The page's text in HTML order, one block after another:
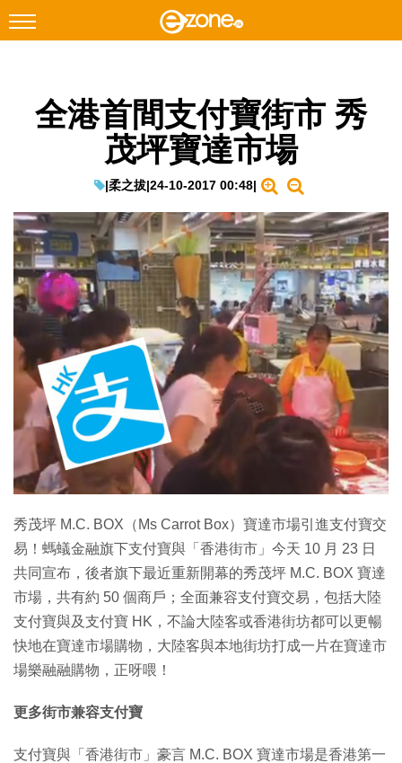
Facebook Instagram
遊戲動漫
教學評測
EduTech
IT Times
生成式AI與雲端應用
Enterprise Digital Transformation
特集
全港首間支付寶街市 秀
茂坪寶達市場
|柔之拔|24-10-2017 00:48|
秀茂坪 M.C. BOX（Ms Carrot Box）寶達市場引進支付寶交
易！螞蟻金融旗下支付寶與「香港街市」今天 10 月 23 日
共同宣布，後者旗下最近重新開幕的秀茂坪 M.C. BOX 寶達
市場，共有約 50 個商戶；全面兼容支付寶交易，包括大陸
支付寶與及支付寶 HK，不論大陸客或香港街坊都可以更暢
快地在寶達市場購物，大陸客與本地街坊打成一片在寶達市
場樂融融購物，正呀喂！
更多街市兼容支付寶
支付寶與「香港街市」豪言 M.C. BOX 寶達市場是香港第一